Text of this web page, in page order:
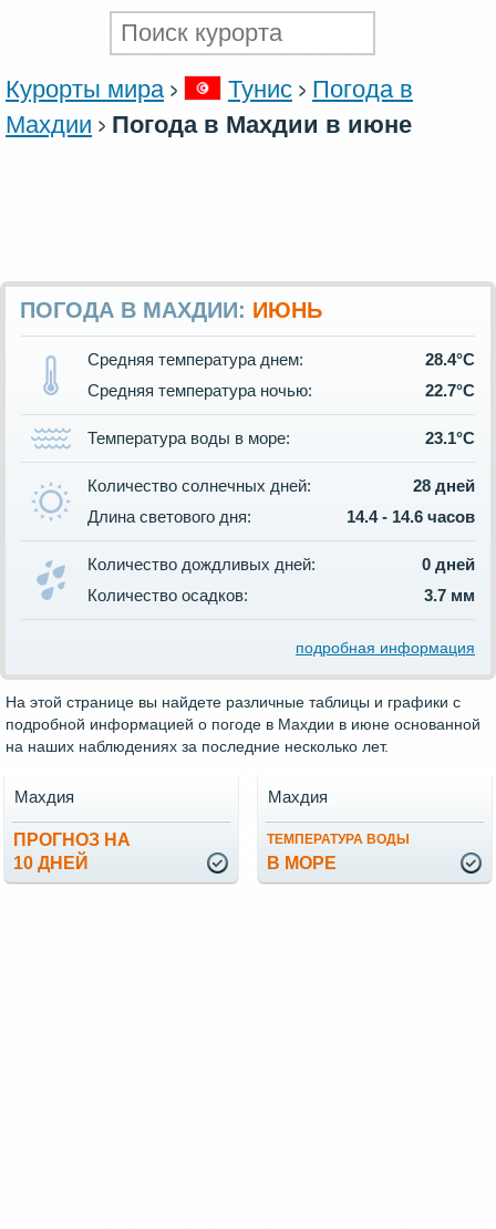
Курорты мира Тунис
Погода в
Махдии
Погода в Махдии в июне
ПОГОДА В МАХДИИ: ИЮНЬ
Средняя температура днем:
28.4°C
Средняя температура ночью:
22.7°C
Температура воды в море: 23.1°C
Количество солнечных дней:
28 дней
Длина светового дня:
14.4 - 14.6 часов
Количество дождливых дней:
0 дней
Количество осадков:
3.7 мм
подробная информация
На этой странице вы найдете различные таблицы и графики с
подробной информацией о погоде в Махдии в июне основанной
на наших наблюдениях за последние несколько лет.
ПРОГНОЗ НА
10 ДНЕЙ
Махдия
ТЕМПЕРАТУРА ВОДЫ
В МОРЕ
Махдия